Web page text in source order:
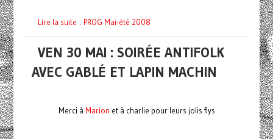
Lire la suite : PROG Mai-été 2008
VEN 30 MAI : SOIRÉE ANTIFOLK
AVEC GABLÉ ET LAPIN MACHIN
Merci à Marion et à charlie pour leurs jolis flys